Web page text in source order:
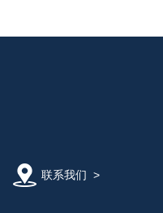
联系我们 >